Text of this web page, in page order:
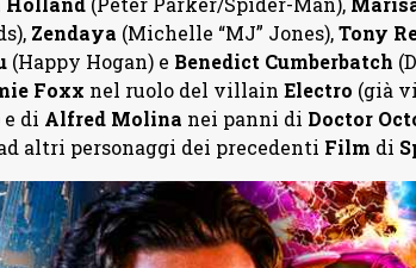
Zendaya (Michelle “MJ” Jones),Tony
(Happy Hogan) e Benedict Cumberbatch
Foxx nel ruolo del villain Electro (già
e di Alfred Molina nei panni di Doctor
altri personaggi dei precedenti Film di